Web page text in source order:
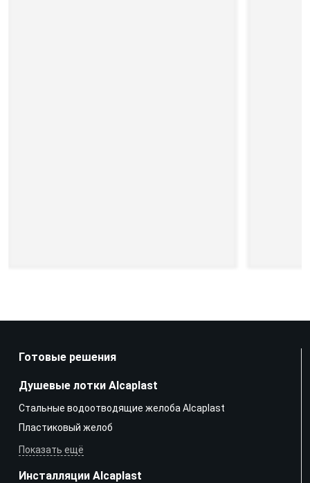
Готовые решения
Душевые лотки Alcaplast
Стальные водоотводящие желоба Alcaplast
Пластиковый желоб
Показать ещё
Инсталляции Alcaplast